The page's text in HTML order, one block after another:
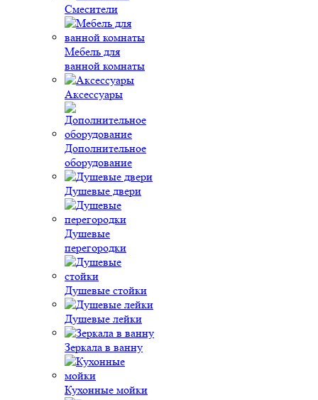
Смесители
Мебель для
ванной комнаты
Аксессуары
Дополнительное
оборудование
Душевые двери
Душевые
перегородки
Душевые стойки
Душевые лейки
Зеркала в ванну
Кухонные мойки